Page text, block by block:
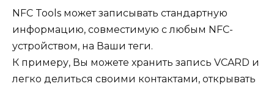
NFC Tools может записывать стандартную
информацию, совместимую с любым NFC-
устройством, на Ваши теги.
К примеру, Вы можете хранить запись VCARD и
легко делиться своими контактами, открывать